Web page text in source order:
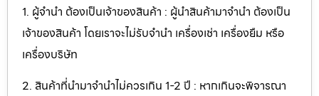
1. ผู้จำนำ ต้องเป็นเจ้าของสินค้า : ผู้นำสินค้ามาจำนำ ต้องเป็น
เจ้าของสินค้า โดยเราจะไม่รับจำนำ เครื่องเช่า เครื่องยืม หรือ
เครื่องบริษัท
2. สินค้าที่นำมาจำนำไม่ควรเกิน 1-2 ปี : หากเกินจะพิจารณา